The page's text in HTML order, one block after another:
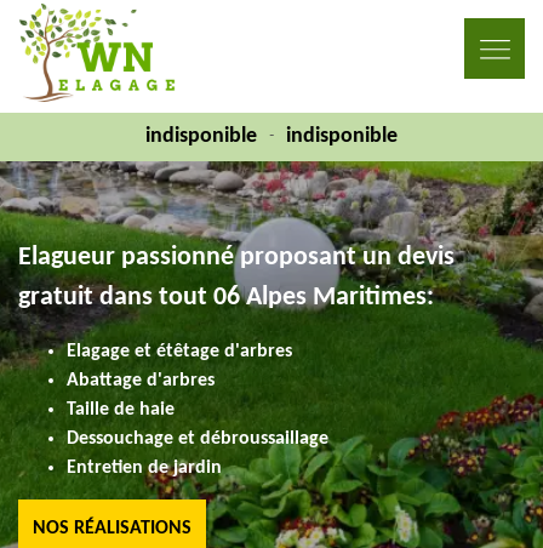
indisponible - indisponible
Elagueur passionné proposant un devis
gratuit dans tout 06 Alpes Maritimes:
Elagage et étêtage d'arbres
Abattage d'arbres
Taille de haie
Dessouchage et débroussaillage
Entretien de jardin
NOS RÉALISATIONS